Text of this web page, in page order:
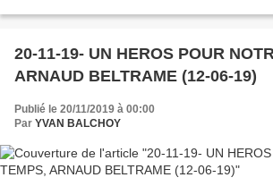
20-11-19- UN HEROS POUR NOTRE TEMPS,
ARNAUD BELTRAME (12-06-19)
Publié le 20/11/2019 à 00:00
Par YVAN BALCHOY